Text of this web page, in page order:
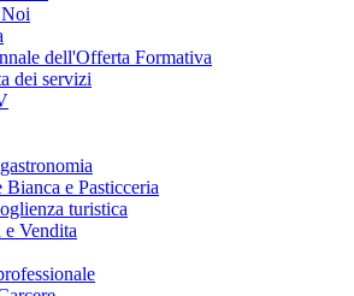
dell'Offerta Formativa
dei servizi
Bianca e Pasticceria
turistica
e Vendita